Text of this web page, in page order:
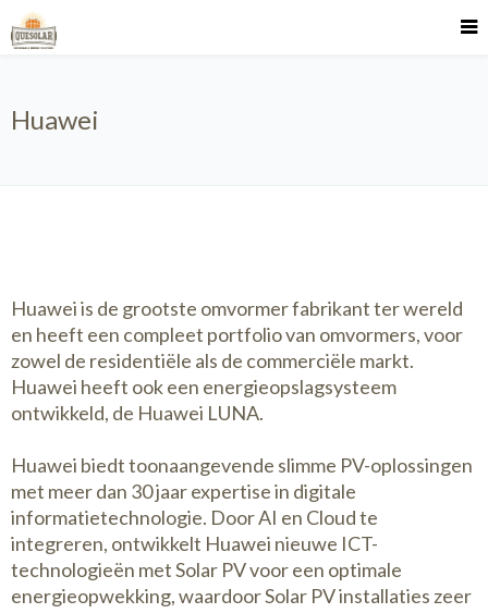
Huawei
Huawei is de grootste omvormer fabrikant ter wereld
en heeft een compleet portfolio van omvormers, voor
zowel de residentiële als de commerciële markt.
Huawei heeft ook een energieopslagsysteem
ontwikkeld, de Huawei LUNA.
Huawei biedt toonaangevende slimme PV-oplossingen
met meer dan 30 jaar expertise in digitale
informatietechnologie. Door AI en Cloud te
integreren, ontwikkelt Huawei nieuwe ICT-
technologieën met Solar PV voor een optimale
energieopwekking, waardoor Solar PV installaties zeer